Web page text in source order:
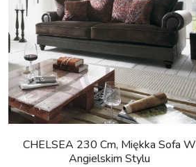
CHELSEA 230 Cm, Miękka Sofa W
Angielskim Stylu